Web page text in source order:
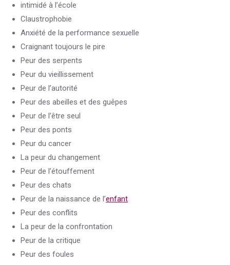
intimidé à l’école
Claustrophobie
Anxiété de la performance sexuelle
Craignant toujours le pire
Peur des serpents
Peur du vieillissement
Peur de l’autorité
Peur des abeilles et des guêpes
Peur de l’être seul
Peur des ponts
Peur du cancer
La peur du changement
Peur de l’étouffement
Peur des chats
Peur de la naissance de l’enfant
Peur des conflits
La peur de la confrontation
Peur de la critique
Peur des foules